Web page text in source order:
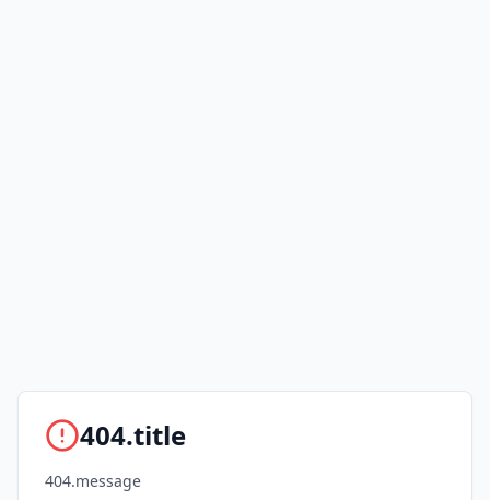
404.title
404.message